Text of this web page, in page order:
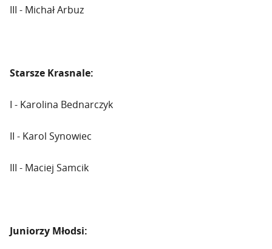
III - Michał Arbuz
Starsze Krasnale:
I - Karolina Bednarczyk
II - Karol Synowiec
III - Maciej Samcik
Juniorzy Młodsi: